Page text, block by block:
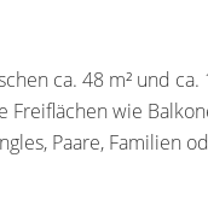
ca. 48 m² und
wie
Paare, Familien